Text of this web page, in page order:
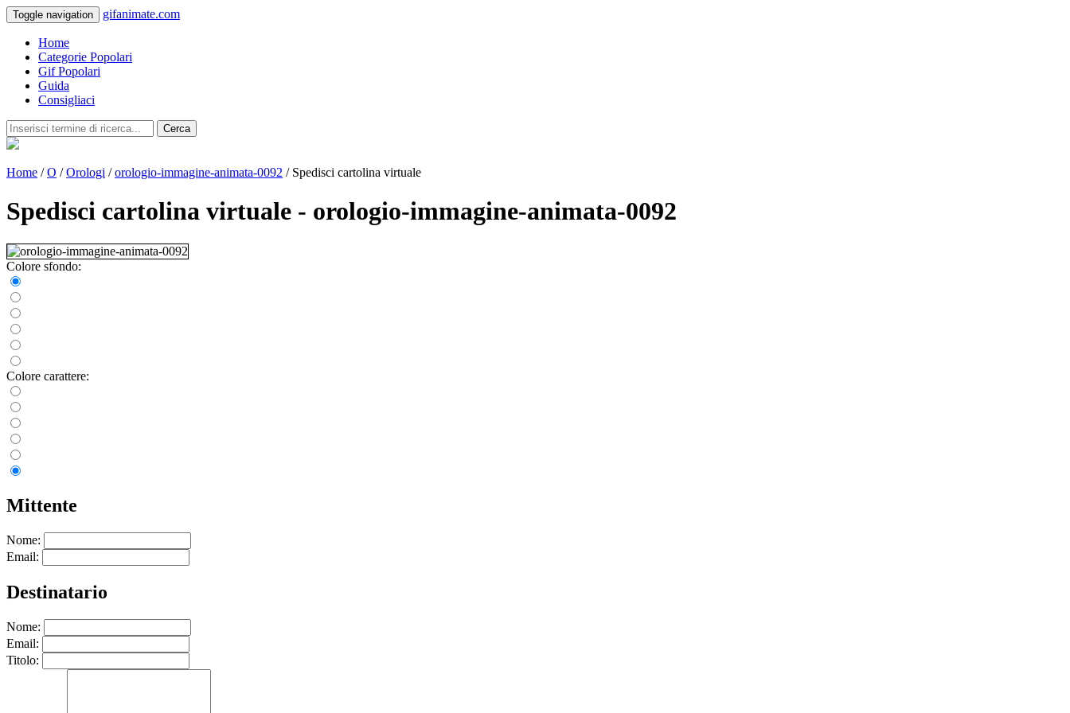
Toggle navigation gifanimate.com
Home
Categorie Popolari
Gif Popolari
Guida
Consigliaci
Cerca
Home /O /Orologi /orologio-immagine-animata-0092 / Spedisci cartolina virtuale
Spedisci cartolina virtuale - orologio-immagine-animata-0092
Colore sfondo:
Colore carattere:
Mittente
Nome:
Email:
Destinatario
Nome:
Email:
Titolo: